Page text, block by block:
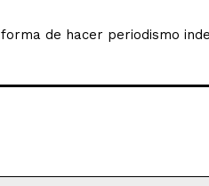
de hacer periodismo